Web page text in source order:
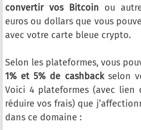
convertir vos Bitcoin ou
euros ou dollars que vous
avec votre carte bleue crypto.
Selon les plateformes, vous
1% et 5% de cashbackselon
Voici 4 plateformes (avec lien
réduire vos frais) que
dans ce domaine :